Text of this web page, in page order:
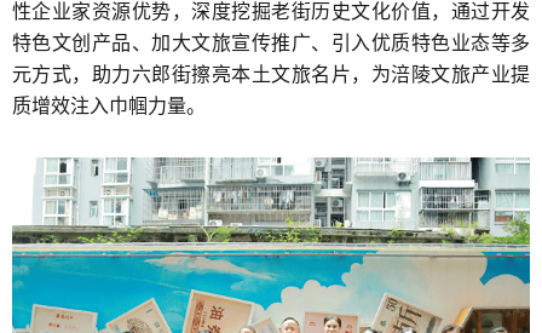
性企业家资源优势，深度挖掘老街历史文化价值，通过开发
特色文创产品、加大文旅宣传推广、引入优质特色业态等多
元方式，助力六郎街擦亮本土文旅名片，为涪陵文旅产业提
质增效注入巾帼力量。